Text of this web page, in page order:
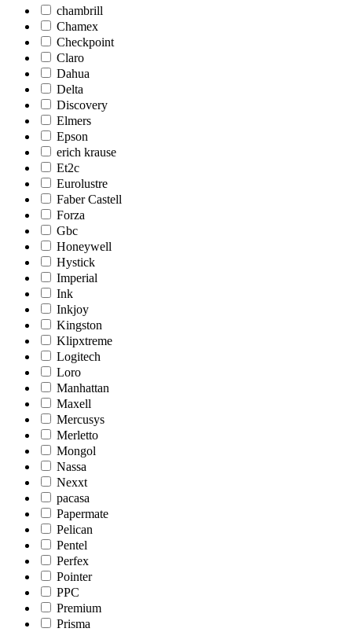
chambrill
Chamex
Checkpoint
Claro
Dahua
Delta
Discovery
Elmers
Epson
erich krause
Et2c
Eurolustre
Faber Castell
Forza
Gbc
Honeywell
Hystick
Imperial
Ink
Inkjoy
Kingston
Klipxtreme
Logitech
Loro
Manhattan
Maxell
Mercusys
Merletto
Mongol
Nassa
Nexxt
pacasa
Papermate
Pelican
Pentel
Perfex
Pointer
PPC
Premium
Prisma